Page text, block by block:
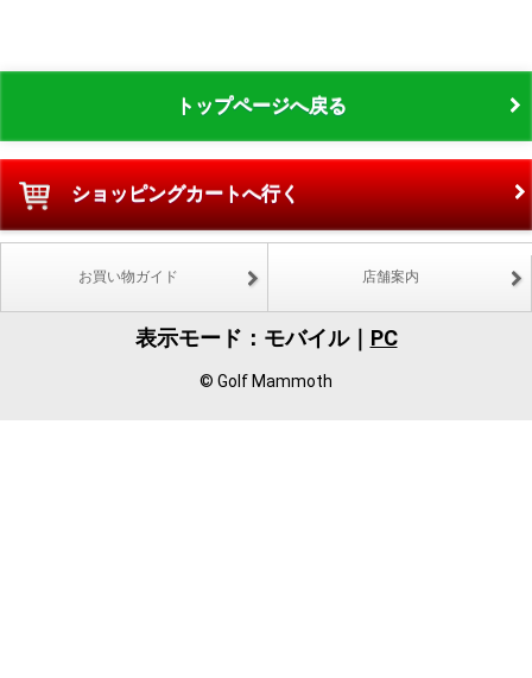
トップページへ戻る
ショッピングカートへ行く
お買い物ガイド 店舗案内
表示モード：モバイル｜ PC
© Golf Mammoth